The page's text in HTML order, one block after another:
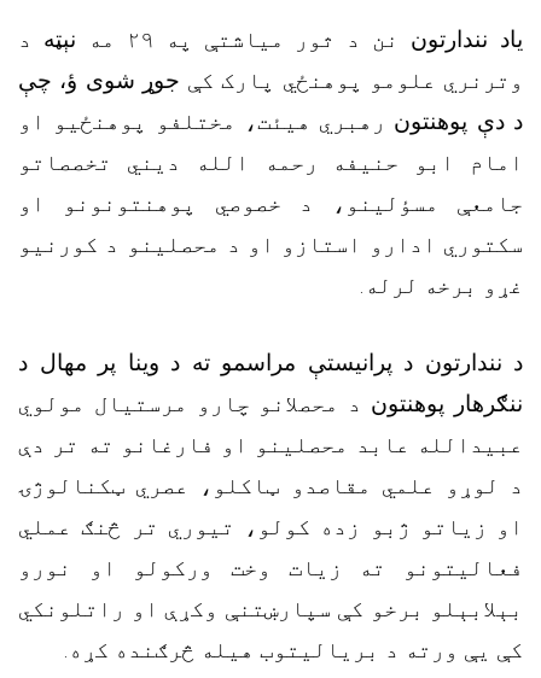
یاد نندارتون نن د ثور میاشتې په ۲۹ مه نېټه د
وترنري علومو پوهنځي پارک کې جوړ شوی ؤ، چې
د دې پوهنتون رهبري هیئت، مختلفو
پوهنځيو او
امام ابو حنیفه رحمه الله دیني تخصصاتو
جامعې مسؤلینو، د خصوصي پوهنتونونو او
سکتوري ادارو استازو او د محصلینو د کورنیو
غړو برخه لرله.
د نندارتون د پرانیستې مراسمو ته د وینا پر مهال د
ننګرهار پوهنتون د محصلانو چارو مرستیال مولوي
عبیدالله عابد محصلینو او فارغانو ته تر دې
د لوړو علمي مقاصدو ټاکلو، عصري ټکنالوژۍ
او زیاتو ژبو زده کولو، تیوري تر څنګ عملي
فعالیتونو ته زیات وخت ورکولو او نورو
بېلابېلو برخو کې سپارښتنې وکړې او راتلونکي
کې یې ورته د بریالیتوب هیله څرګنده کړه.